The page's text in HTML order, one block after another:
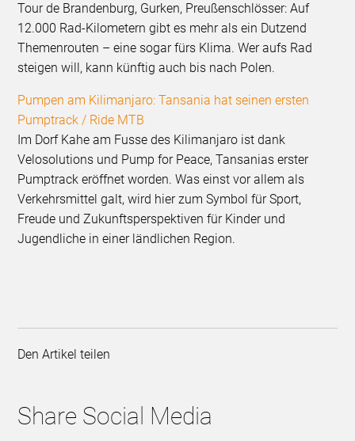
Tour de Brandenburg, Gurken, Preußenschlösser: Auf
12.000 Rad-Kilometern gibt es mehr als ein Dutzend
Themenrouten – eine sogar fürs Klima. Wer aufs Rad
steigen will, kann künftig auch bis nach Polen.
Pumpen am Kilimanjaro: Tansania hat seinen ersten
Pumptrack / Ride MTB
Im Dorf Kahe am Fusse des Kilimanjaro ist dank
Velosolutions und Pump for Peace, Tansanias erster
Pumptrack eröffnet worden. Was einst vor allem als
Verkehrsmittel galt, wird hier zum Symbol für Sport,
Freude und Zukunftsperspektiven für Kinder und
Jugendliche in einer ländlichen Region.
Den Artikel teilen
Share Social Media